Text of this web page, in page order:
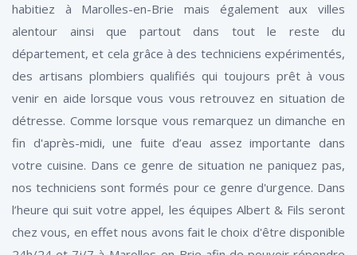
habitiez à Marolles-en-Brie mais également aux villes
alentour ainsi que partout dans tout le reste du
département, et cela grâce à des techniciens expérimentés,
des artisans plombiers qualifiés qui toujours prêt à vous
venir en aide lorsque vous vous retrouvez en situation de
détresse. Comme lorsque vous remarquez un dimanche en
fin d'après-midi, une fuite d’eau assez importante dans
votre cuisine. Dans ce genre de situation ne paniquez pas,
nos techniciens sont formés pour ce genre d'urgence. Dans
l’heure qui suit votre appel, les équipes Albert & Fils seront
chez vous, en effet nous avons fait le choix d'être disponible